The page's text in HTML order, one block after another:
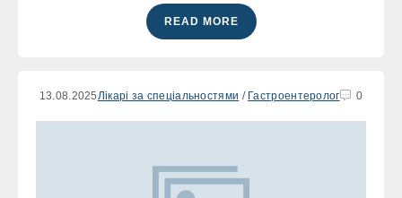
READ MORE
13.08.2025 Лікарі за спеціальностями / Гастроентеролог 0